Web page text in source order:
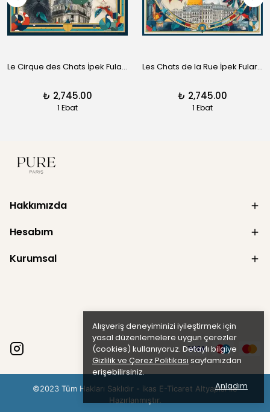
Alışveriş deneyiminizi iyileştirmek için
yasal düzenlemelere uygun çerezler
(cookies) kullanıyoruz. Detaylı bilgiye
Gizlilik ve Çerez Politikası sayfamızdan
erişebilirsiniz.
Anladım
Le Cirque des Chats İpek Fular | Pure Paris
₺ 2,745.00
1 Ebat
Les Chats de la Rue İpek Fular | Pure Paris
₺ 2,745.00
1 Ebat
Hakkımızda
Hesabım
Kurumsal
©2023 Tüm Hakları Saklıdır - ikas E-Ticaret Altyapısı ile
Hazırlanmıştır.